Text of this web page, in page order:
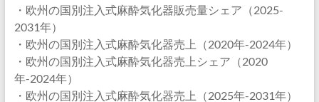
・欧州の国別注入式麻酔気化器販売量シェア（2025-
2031年）
・欧州の国別注入式麻酔気化器売上（2020年-2024年）
・欧州の国別注入式麻酔気化器売上シェア（2020
年-2024年）
・欧州の国別注入式麻酔気化器売上（2025年-2031年）